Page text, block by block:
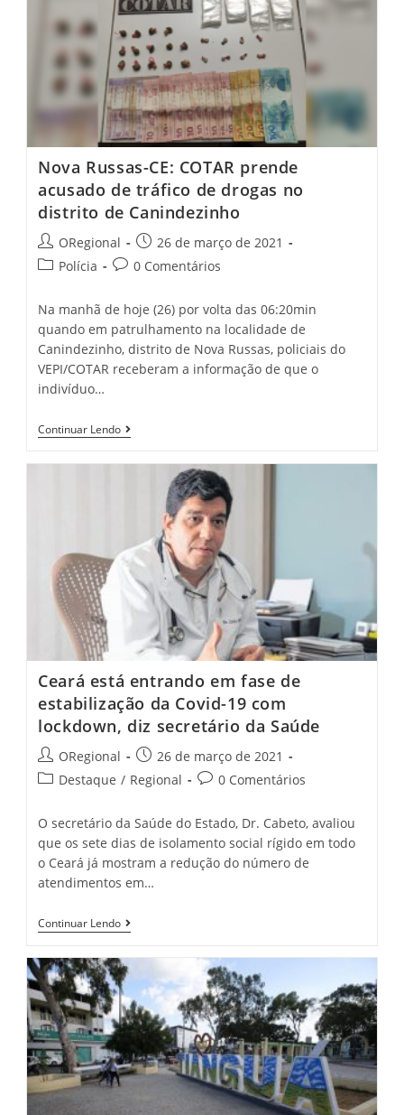
Capacetes
Elmo
Nova Russas-CE: COTAR prende
acusado de tráfico de drogas no
distrito de Canindezinho
Post
author:
ORegional
Post
published:
26 de março de 2021
PostPolícia
Post0 Comentários
Na manhã de hoje (26) por volta das 06:20min
quando em patrulhamento na localidade de
Canindezinho, distrito de Nova Russas, policiais do
VEPI/COTAR receberam a informação de que o
indivíduo…
Continuar LendoNova
Russas-
Acusado
Tráfico
De
Drogas
No
Distrito
Canindezinho
Ceará está entrando em fase de
estabilização da Covid-19 com
lockdown, diz secretário da Saúde
Post
author:
ORegional
Post
published:
26 de março de 2021
PostDestaque / Regional
Post0 Comentários
O secretário da Saúde do Estado, Dr. Cabeto, avaliou
que os sete dias de isolamento social rígido em todo
o Ceará já mostram a redução do número de
atendimentos em…
Continuar LendoCeará
Está
Em
Fase
De
Estabilização
Da
Covid-
19
Com
Lockdown,
Secretário